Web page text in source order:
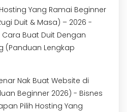
Yang Ramai Beginner
Duit & Masa) – 2026 -
Cara Buat Duit Dengan
(Panduan Lengkap
Nak Buat Website di
Beginner 2026) - Bisnes
Pilih Hosting Yang